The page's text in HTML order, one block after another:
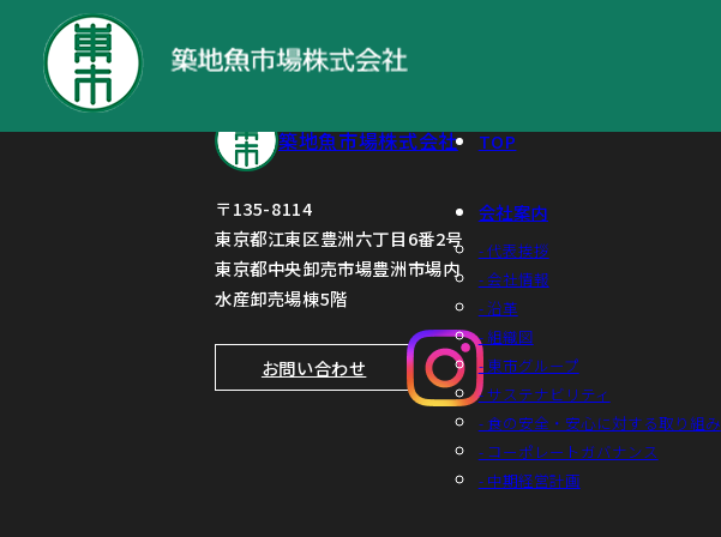
役員報酬の減額に関するお知らせ
築地魚市場株式会社
〒135-8114
東京都江東区豊洲六丁目6番2号
東京都中央卸売市場豊洲市場内
水産卸売場棟5階
お問い合わせ
TOP
会社案内
- 代表挨拶
- 会社情報
- 沿革
- 組織図
- 東市グループ
- サステナビリティ
- 食の安全・安心に対する取り組み
- コーポレートガバナンス
- 中期経営計画